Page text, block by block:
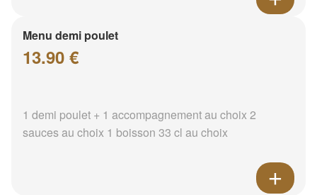
Menu demi poulet
13.90 €
1 demi poulet + 1 accompagnement au choix 2
sauces au choix 1 boisson 33 cl au choix